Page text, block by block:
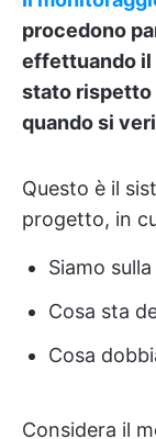
procedono
effettuando il
stato rispetto
quando si
Questo è il
progetto, in
Siamo
Cosa sta
Cosa
Considera il